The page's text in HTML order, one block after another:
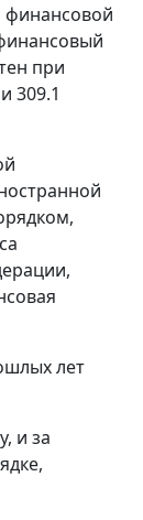
финансовой
при
309.1
лет
и за